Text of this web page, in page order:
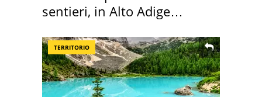
sentieri, in Alto Adige
TERRITORIO